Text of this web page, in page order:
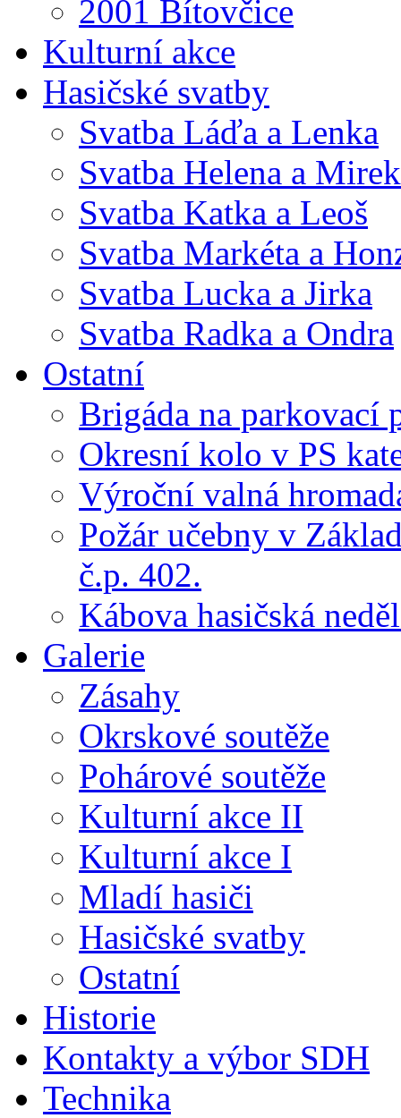
2001 Bítovčice
Kulturní akce
Hasičské svatby
Svatba Láďa a Lenka
Svatba Helena a Mirek
Svatba Katka a Leoš
Svatba Markéta a
Svatba Lucka a Jirka
Svatba Radka a Ondra
Ostatní
Brigáda na parkovací
Okresní kolo v PS
Výroční valná
Požár učebny v
č.p. 402.
Kábova hasičská
Galerie
Zásahy
Okrskové soutěže
Pohárové soutěže
Kulturní akce II
Kulturní akce I
Mladí hasiči
Hasičské svatby
Ostatní
Historie
Kontakty a výbor SDH
Technika